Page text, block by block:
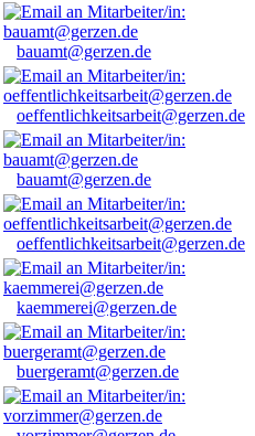
bauamt@gerzen.de
oeffentlichkeitsarbeit@gerzen.de
bauamt@gerzen.de
oeffentlichkeitsarbeit@gerzen.de
kaemmerei@gerzen.de
buergeramt@gerzen.de